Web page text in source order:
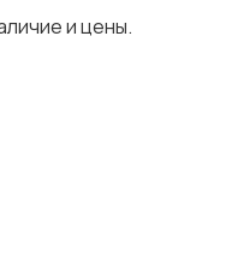
и цены.